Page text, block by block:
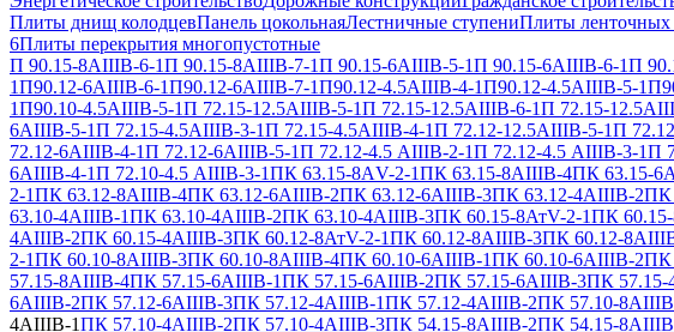
Плиты днищ колодцевПанель цокольнаяЛестничные ступениПлиты ленточных
6Плиты перекрытия многопустотные
П 90.15-8АIIIВ-6-1П 90.15-8АIIIВ-7-1П 90.15-6АIIIВ-5-1П 90.15-6АIIIВ-6-1П
1П90.12-6АIIIВ-6-1П90.12-6АIIIВ-7-1П90.12-4.5АIIIВ-4-1П90.12-4.5АIIIВ-5-1
1П90.10-4.5АIIIВ-5-1П 72.15-12.5АIIIВ-5-1П 72.15-12.5АIIIВ-6-1П 72.15-
6АIIIВ-5-1П 72.15-4.5АIIIВ-3-1П 72.15-4.5АIIIВ-4-1П 72.12-12.5АIIIВ-5-1П
72.12-6АIIIВ-4-1П 72.12-6АIIIВ-5-1П 72.12-4.5 АIIIВ-2-1П 72.12-4.5 АIIIВ-3-1П
6АIIIВ-4-1П 72.10-4.5 АIIIВ-3-1ПК 63.15-8АV-2-1ПК 63.15-8АIIIВ-4ПК 63.15-
2-1ПК 63.12-8АIIIВ-4ПК 63.12-6АIIIВ-2ПК 63.12-6АIIIВ-3ПК 63.12-4АIIIВ-2ПК
63.10-4АIIIВ-1ПК 63.10-4АIIIВ-2ПК 63.10-4АIIIВ-3ПК 60.15-8АтV-2-1ПК
4АIIIВ-2ПК 60.15-4АIIIВ-3ПК 60.12-8АтV-2-1ПК 60.12-8АIIIВ-3ПК 60.12-
2-1ПК 60.10-8АIIIВ-3ПК 60.10-8АIIIВ-4ПК 60.10-6АIIIВ-1ПК 60.10-6АIIIВ-2ПК
57.15-8АIIIВ-4ПК 57.15-6АIIIВ-1ПК 57.15-6АIIIВ-2ПК 57.15-6АIIIВ-3ПК
6АIIIВ-2ПК 57.12-6АIIIВ-3ПК 57.12-4АIIIВ-1ПК 57.12-4АIIIВ-2ПК 57.10-
4АIIIВ-1ПК 57.10-4АIIIВ-2ПК 57.10-4АIIIВ-3ПК 54.15-8АIIIВ-2ПК 54.15-